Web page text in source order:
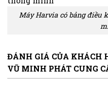
Máy Harvia có bảng điều
ĐÁNH GIÁ CỦA KHÁCH
VŨ MINH PHÁT CUNG